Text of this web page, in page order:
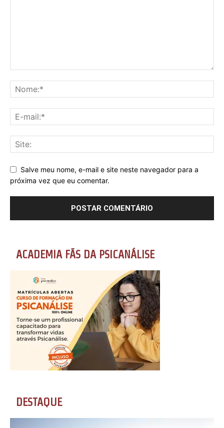
Salve meu nome, e-mail e site neste navegador para a
próxima vez que eu comentar.
ACADEMIA FÃS DA PSICANÁLISE
DESTAQUE